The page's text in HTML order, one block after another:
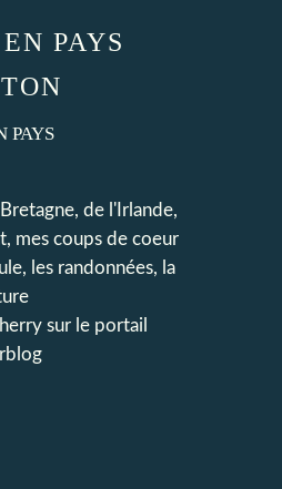
PAYS
de l'Irlande,
mes coups de coeur
les randonnées, la
sur le portail